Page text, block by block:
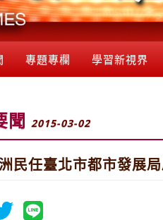
專題專欄 學習新視界
聞 2015-03-02
民任臺北市都市發展